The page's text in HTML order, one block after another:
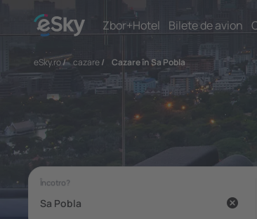
Zbor+Hotel Bilete de avion
eSky.ro/ cazare/ Cazare în Sa Pobla